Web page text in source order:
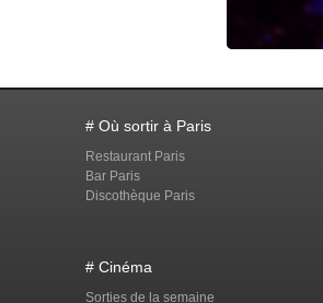
# Où sortir à Paris
Restaurant Paris
Bar Paris
Discothèque Paris
# Cinéma
Sorties de la semaine